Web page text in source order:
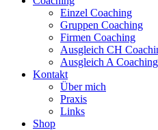
Einzel Coaching
Gruppen Coaching
Firmen Coaching
Ausgleich CH
Ausgleich A Coaching
Kontakt
Über mich
Praxis
Links
Shop